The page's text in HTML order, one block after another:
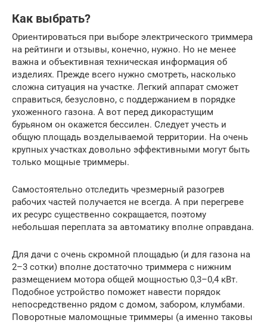
Как выбрать?
Ориентироваться при выборе электрического триммера
на рейтинги и отзывы, конечно, нужно. Но не менее
важна и объективная техническая информация об
изделиях. Прежде всего нужно смотреть, насколько
сложна ситуация на участке. Легкий аппарат сможет
справиться, безусловно, с поддержанием в порядке
ухоженного газона. А вот перед дикорастущим
бурьяном он окажется бессилен. Следует учесть и
общую площадь возделываемой территории. На очень
крупных участках довольно эффективными могут быть
только мощные триммеры.
Самостоятельно отследить чрезмерный разогрев
рабочих частей получается не всегда. А при перегреве
их ресурс существенно сокращается, поэтому
небольшая переплата за автоматику вполне оправдана.
Для дачи с очень скромной площадью (и для газона на
2–3 сотки) вполне достаточно триммера с нижним
размещением мотора общей мощностью 0,3–0,4 кВт.
Подобное устройство поможет навести порядок
непосредственно рядом с домом, забором, клумбами.
Поворотные маломощные триммеры (а именно таковы